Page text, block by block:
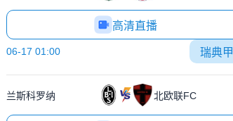
高清直播
06-17 01:00 瑞典甲
兰斯科罗纳 北欧联FC